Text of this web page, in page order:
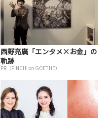
西野亮廣「エンタメ×お金」の
軌跡
PR（FINCHI on GOETHE）